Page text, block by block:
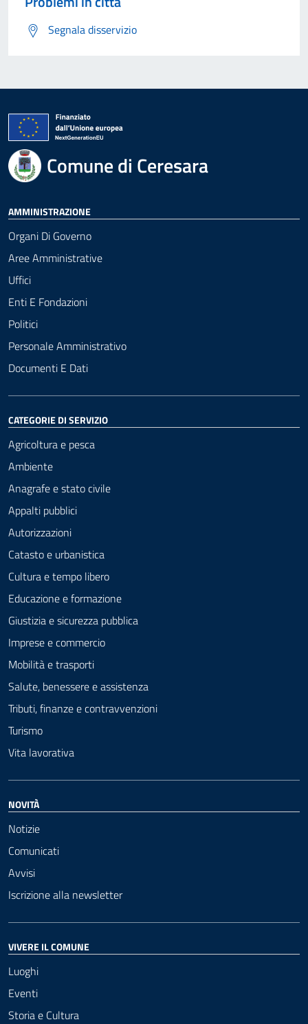
Segnala disservizio
Comune di Ceresara
AMMINISTRAZIONE
Organi Di Governo
Aree Amministrative
Uffici
Enti E Fondazioni
Politici
Personale Amministrativo
Documenti E Dati
CATEGORIE DI SERVIZIO
Agricoltura e pesca
Ambiente
Anagrafe e stato civile
Appalti pubblici
Autorizzazioni
Catasto e urbanistica
Cultura e tempo libero
Educazione e formazione
Giustizia e sicurezza pubblica
Imprese e commercio
Mobilità e trasporti
Salute, benessere e assistenza
Tributi, finanze e contravvenzioni
Turismo
Vita lavorativa
NOVITÀ
Notizie
Comunicati
Avvisi
Iscrizione alla newsletter
VIVERE IL COMUNE
Luoghi
Eventi
Storia e Cultura